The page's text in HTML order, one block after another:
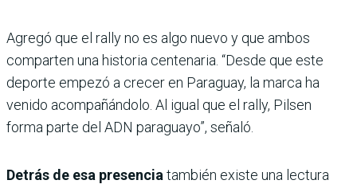
Agregó que el rally no es algo nuevo y que ambos
comparten una historia centenaria. “Desde que este
deporte empezó a crecer en Paraguay, la marca ha
venido acompañándolo. Al igual que el rally, Pilsen
forma parte del ADN paraguayo”, señaló.
Detrás de esa presenciatambién existe una lectura